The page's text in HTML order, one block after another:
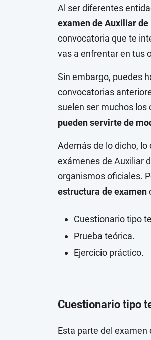
Al ser diferentes
examen de Auxiliar
convocatoria que te
vas a enfrentar en tus
Sin embargo, puedes
convocatorias
suelen ser muchos los
pueden servirte de
Además de lo dicho,
exámenes de Auxiliar
organismos oficiales.
estructura de examen
Cuestionario tipo
Prueba teórica.
Ejercicio práctico.
Cuestionario tipo
Esta parte del